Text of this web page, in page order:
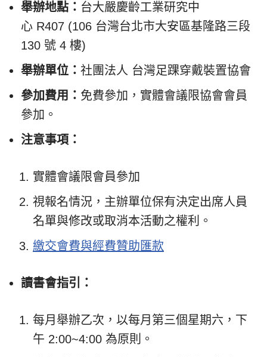
舉辦地點： 台大嚴慶齡工業研究中
心 R407 (106 台灣台北市大安區基隆路三段
130 號 4 樓)
舉辦單位： 社團法人 台灣足踝穿戴裝置協會
參加費用： 免費參加，實體會議限協會會員
參加。
注意事項：
實體會議限會員參加
視報名情況，主辦單位保有決定出席人員
名單與修改或取消本活動之權利。
繳交會費與經費贊助匯款
讀書會指引：
每月舉辦乙次，以每月第三個星期六，下
午 2:00~4:00 為原則。